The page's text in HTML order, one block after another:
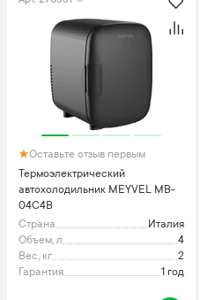
Оставьте отзыв первым
Термоэлектрический
автохолодильник MEYVEL MB-
04C4B
Страна
Италия
Объем, л
4
Вес, кг
2
Гарантия
1 год